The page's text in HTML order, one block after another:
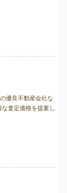
優良不動産会社な
査定価格を提案し